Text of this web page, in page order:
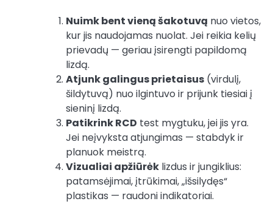
Nuimk bent vieną šakotuvą nuo vietos,
kur jis naudojamas nuolat. Jei reikia kelių
prievadų — geriau įsirengti papildomą
lizdą.
Atjunk galingus prietaisus (virdulį,
šildytuvą) nuo ilgintuvo ir prijunk tiesiai į
sieninį lizdą.
Patikrink RCD test mygtuku, jei jis yra.
Jei neįvyksta atjungimas — stabdyk ir
planuok meistrą.
Vizualiai apžiūrėk lizdus ir jungiklius:
patamsėjimai, įtrūkimai, „išsilydęs“
plastikas — raudoni indikatoriai.